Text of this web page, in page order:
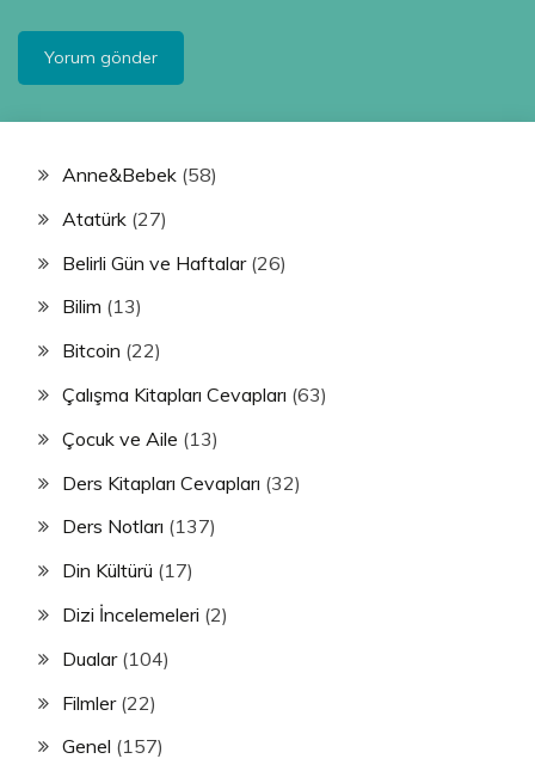
Anne&Bebek (58)
Atatürk (27)
Belirli Gün ve Haftalar(26)
Bilim (13)
Bitcoin (22)
Çalışma Kitapları Cevapları (63)
Çocuk ve Aile (13)
Ders Kitapları Cevapları (32)
Ders Notları (137)
Din Kültürü (17)
Dizi İncelemeleri (2)
Dualar(104)
Filmler(22)
Genel (157)